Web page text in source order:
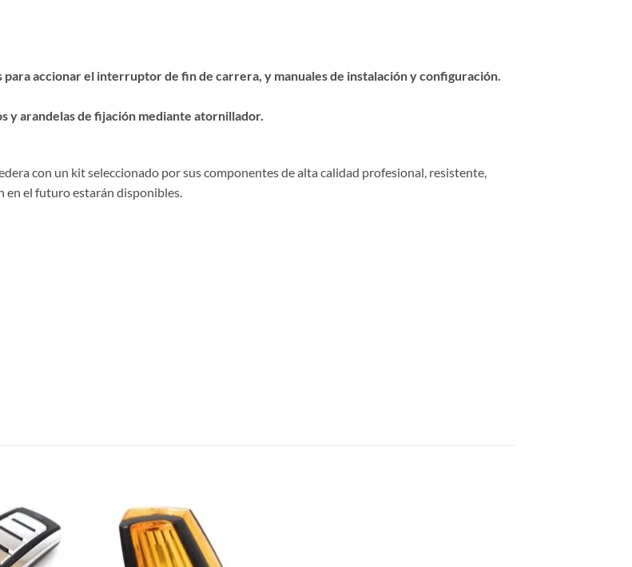
accionar el interruptor de fin de carrera, y manuales de instalación y configuración.
y arandelas de fijación mediante atornillador.
con un kit seleccionado por sus componentes de alta calidad profesional, resistente,
en el futuro estarán disponibles.